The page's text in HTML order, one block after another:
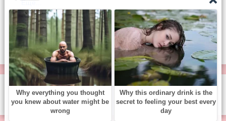
© https://vse-knigi.org